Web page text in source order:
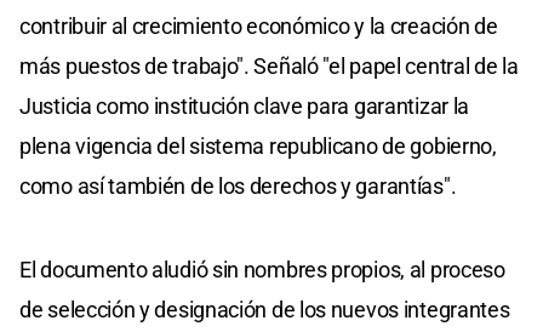
contribuir al crecimiento económico y la creación de
más puestos de trabajo". Señaló "el papel central de la
Justicia como institución clave para garantizar la
plena vigencia del sistema republicano de gobierno,
como así también de los derechos y garantías".
El documento aludió sin nombres propios, al proceso
de selección y designación de los nuevos integrantes